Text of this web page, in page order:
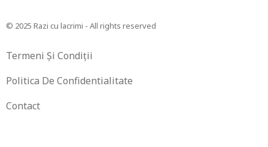
© 2025 Razi cu lacrimi - All rights reserved
Termeni Și Condiții
Politica De Confidentialitate
Contact